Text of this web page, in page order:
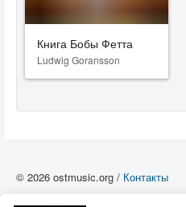
Книга Бобы Фетта
Ludwig Goransson
© 2026 ostmusic.org / Контакты